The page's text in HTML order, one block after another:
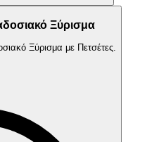
Ξύρισμα
Ξύρισμα με Πετσέτες.